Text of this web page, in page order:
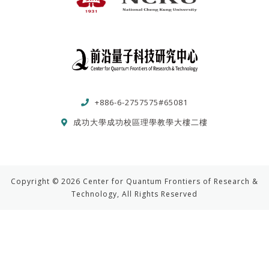
+886-6-2757575#65081
成功大學成功校區理學教學大樓二樓
Copyright © 2026 Center for Quantum Frontiers of Research &
Technology, All Rights Reserved